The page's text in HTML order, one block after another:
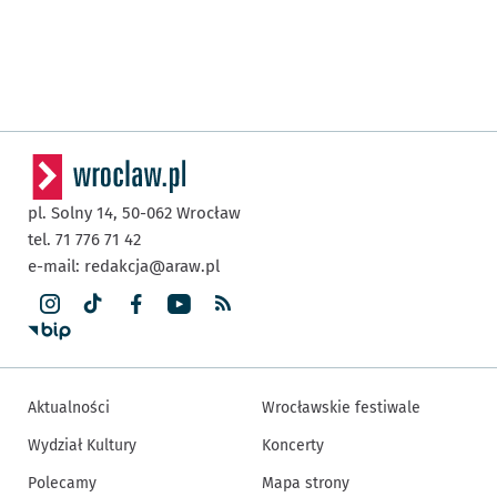
pl. Solny 14, 50-062 Wrocław
tel. 71 776 71 42
e-mail: redakcja@araw.pl
Aktualności
Wydział Kultury
Polecamy
Wrocławskie festiwale
Koncerty
Mapa strony